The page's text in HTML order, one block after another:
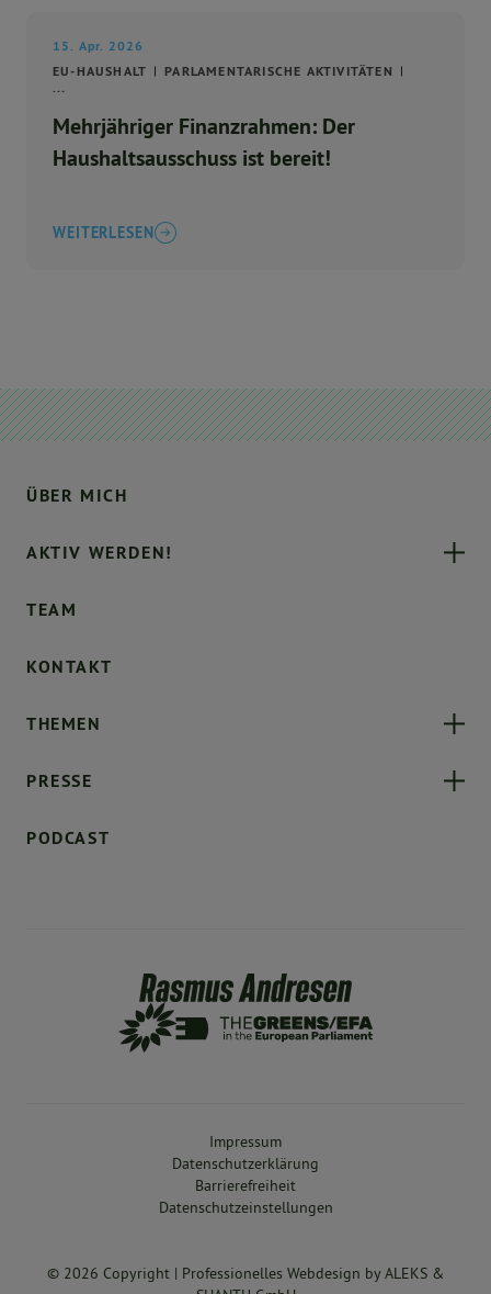
15. Apr. 2026
EU-HAUSHALT
PARLAMENTARISCHE AKTIVITÄTEN
...
Mehrjähriger Finanzrahmen: Der
Haushaltsausschuss ist bereit!
WEITERLESEN
ÜBER MICH
AKTIV WERDEN!
TEAM
KONTAKT
THEMEN
PRESSE
PODCAST
© 2026 Copyright | Professionelles Webdesign byALEKS &
Impressum
Datenschutzerklärung
Barrierefreiheit
Datenschutzeinstellungen